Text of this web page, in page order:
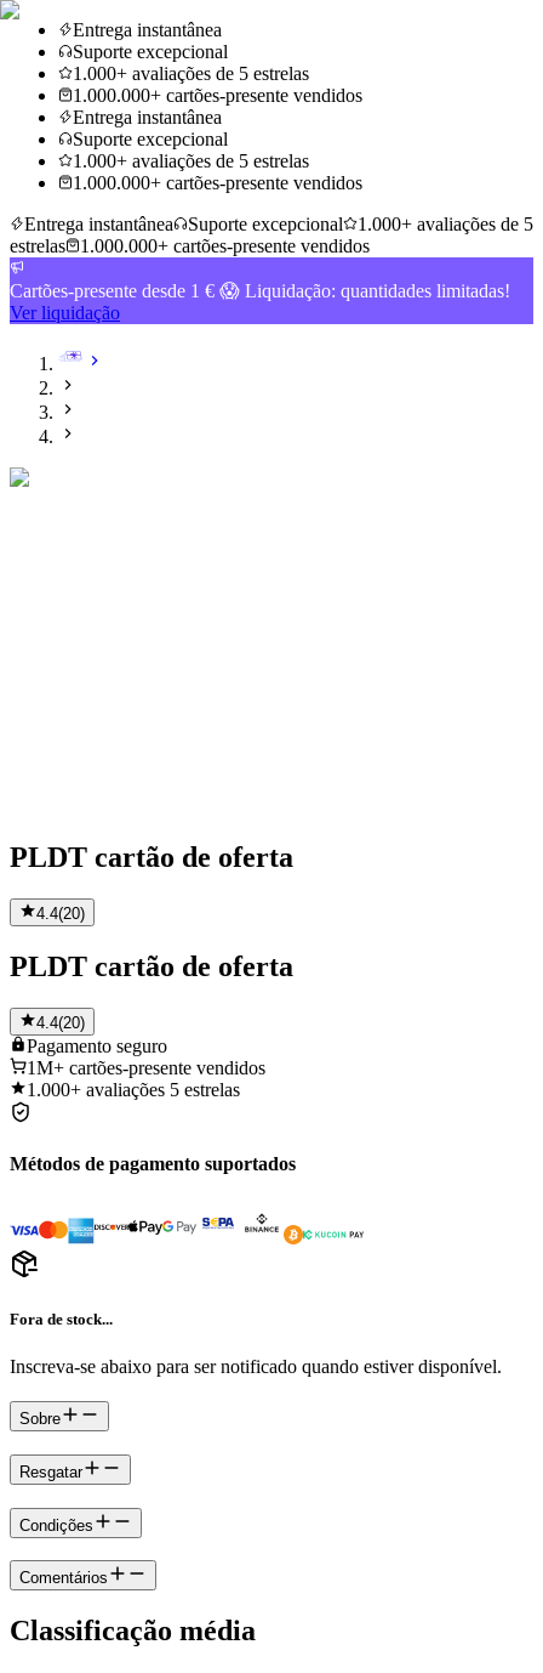
Entrega instantânea
Suporte excepcional
1.000+ avaliações de 5 estrelas
1.000.000+ cartões-presente vendidos
Entrega instantânea
Suporte excepcional
1.000+ avaliações de 5 estrelas
1.000.000+ cartões-presente vendidos
Entrega instantânea
Suporte excepcional
1.000+ avaliações de 5
estrelas
1.000.000+ cartões-presente vendidos
Cartões-presente desde 1 € 😱 Liquidação: quantidades limitadas!
Ver liquidação
PLDT cartão de oferta
4.4(20)
PLDT cartão de oferta
4.4(20)
Pagamento seguro
1M+ cartões-presente vendidos
1.000+ avaliações 5 estrelas
Métodos de pagamento suportados
Fora de stock...
Inscreva-se abaixo para ser notificado quando estiver disponível.
Sobre
Resgatar
Condições
Comentários
Classificação média